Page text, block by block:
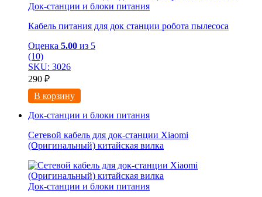
Док-станции и блоки питания
Кабель питания для док станции робота пылесоса
Оценка 5.00 из 5
(10)
SKU: 3026
290 ₽
В корзину
Док-станции и блоки питания
Сетевой кабель для док-станции Xiaomi
(Оригинальный) китайская вилка
Док-станции и блоки питания